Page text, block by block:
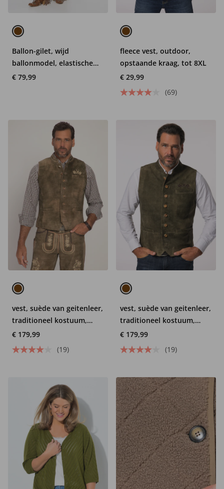
Ballon-gilet, wijd
ballonmodel, elastische
zoom
€ 79,99
fleece vest, outdoor,
opstaande kraag, tot 8XL
€ 29,99
(69)
vest, suède van geitenleer,
traditioneel kostuum,
opstaande kraag, tot maat
70
€ 179,99
(19)
vest, suède van geitenleer,
traditioneel kostuum,
opstaande kraag, tot maat
70
€ 179,99
(19)